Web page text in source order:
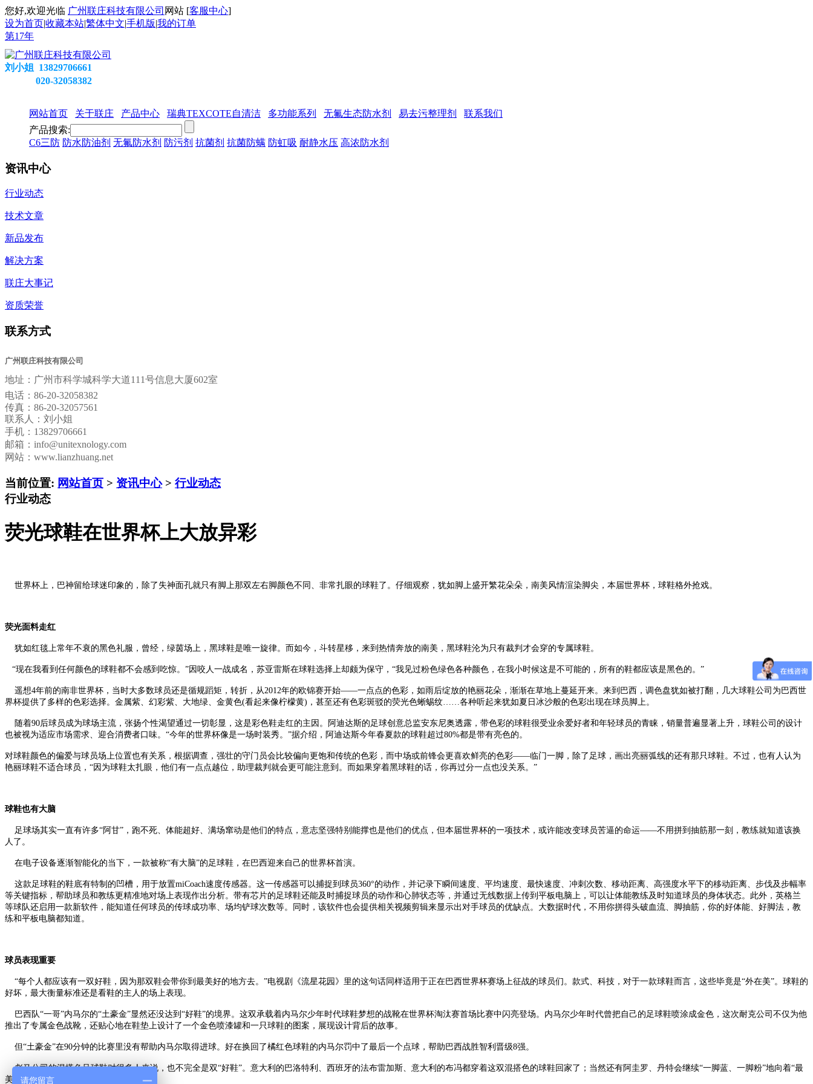
您好,欢迎光临 广州联庄科技有限公司 网站 [客服中心]
设为首页|收藏本站|繁体中文|手机版|我的订单
第17年
刘小姐 13829706661
020-32058382
网站首页 关于联庄 产品中心 瑞典TEXCOTE自清洁 多功能系列 无氟生态防水剂 易去污整理剂
联系我们
产品搜索:
C6三防 防水防油剂 无氟防水剂 防污剂 抗菌剂 抗菌防螨 防虹吸 耐静水压 高浓防水剂
资讯中心
行业动态
技术文章
新品发布
解决方案
联庄大事记
资质荣誉
联系方式
广州联庄科技有限公司
地址： 广州市科学城科学大道111号信息大厦602室
电话： 86-20-32058382
传真： 86-20-32057561
联系人：刘小姐
手机：13829706661
邮箱： info@unitexnology.com
网站：www.lianzhuang.net
当前位置: 网站首页 > 资讯中心> 行业动态
行业动态
荧光球鞋在世界杯上大放异彩
世界杯上，巴神留给球迷印象的，除了失神面孔就只有脚上那双左右脚颜色不同、非常扎眼的球鞋了。仔细观察，犹如脚上盛开繁花朵朵，南美风情渲染脚尖，本届世界杯，球鞋格外抢戏。
荧光面料走红
犹如红毯上常年不衰的黑色礼服，曾经，绿茵场上，黑球鞋是唯一旋律。而如今，斗转星移，来到热情奔放的南美，黑球鞋沦为只有裁判才会穿的专属球鞋。
“现在我看到任何颜色的球鞋都不会感到吃惊。”因咬人一战成名，苏亚雷斯在球鞋选择上却颇为保守，“我见过粉色绿色各种颜色，在我小时候这是不可能的，所有的鞋都应该是黑色的。”
遥想4年前的南非世界杯，当时大多数球员还是循规蹈矩，转折，从2012年的欧锦赛开始——一点点的色彩，如雨后绽放的艳丽花朵，渐渐在草地上蔓延开来。来到巴西，调色盘犹如被打翻，几大球鞋公司为巴西世
界杯提供了多样的色彩选择。金属紫、幻彩紫、大地绿、金黄色(看起来像柠檬黄)，甚至还有色彩斑驳的荧光色蜥蜴纹……各种听起来犹如夏日冰沙般的色彩出现在球员脚上。
随着90后球员成为球场主流，张扬个性渴望通过一切彰显，这是彩色鞋走红的主因。阿迪达斯的足球创意总监安东尼奥透露，带色彩的球鞋很受业余爱好者和年轻球员的青睐，销量普遍显著上升，球鞋公司的设计
也被视为适应市场需求、迎合消费者口味。“今年的世界杯像是一场时装秀。”据介绍，阿迪达斯今年春夏款的球鞋超过80%都是带有亮色的。
对球鞋颜色的偏爱与球员场上位置也有关系，根据调查，强壮的守门员会比较偏向更饱和传统的色彩，而中场或前锋会更喜欢鲜亮的色彩——临门一脚，除了足球，画出亮丽弧线的还有那只球鞋。不过，也有人认为
艳丽球鞋不适合球员，“因为球鞋太扎眼，他们有一点点越位，助理裁判就会更可能注意到。而如果穿着黑球鞋的话，你再过分一点也没关系。”
球鞋也有大脑
足球场其实一直有许多“阿甘”，跑不死、体能超好、满场窜动是他们的特点，意志坚强特别能撑也是他们的优点，但本届世界杯的一项技术，或许能改变球员苦逼的命运——不用拼到抽筋那一刻，教练就知道该换
人了。
在电子设备逐渐智能化的当下，一款被称“有大脑”的足球鞋，在巴西迎来自己的世界杯首演。
这款足球鞋的鞋底有特制的凹槽，用于放置miCoach速度传感器。这一传感器可以捕捉到球员360°的动作，并记录下瞬间速度、平均速度、最快速度、冲刺次数、移动距离、高强度水平下的移动距离、步伐及步幅率
等关键指标，帮助球员和教练更精准地对场上表现作出分析。带有芯片的足球鞋还能及时捕捉球员的动作和心肺状态等，并通过无线数据上传到平板电脑上，可以让体能教练及时知道球员的身体状态。此外，英格兰
等球队还启用一款新软件，能知道任何球员的传球成功率、场均铲球次数等。同时，该软件也会提供相关视频剪辑来显示出对手球员的优缺点。大数据时代，不用你拼得头破血流、脚抽筋，你的好体能、好脚法，教
练和平板电脑都知道。
球员表现重要
“每个人都应该有一双好鞋，因为那双鞋会带你到最美好的地方去。”电视剧《流星花园》里的这句话同样适用于正在巴西世界杯赛场上征战的球员们。款式、科技，对于一款球鞋而言，这些毕竟是“外在美”。球鞋的
好坏，最大衡量标准还是看鞋的主人的场上表现。
巴西队“一哥”内马尔的“土豪金”显然还没达到“好鞋”的境界。这双承载着内马尔少年时代球鞋梦想的战靴在世界杯淘汰赛首场比赛中闪亮登场。内马尔少年时代曾把自己的足球鞋喷涂成金色，这次耐克公司不仅为他
推出了专属金色战靴，还贴心地在鞋垫上设计了一个金色喷漆罐和一只球鞋的图案，展现设计背后的故事。
但“土豪金”在90分钟的比赛里没有帮助内马尔取得进球。好在换回了橘红色球鞋的内马尔罚中了最后一个点球，帮助巴西战胜智利晋级8强。
彪马公司的混搭色足球鞋对很多人来说，也不完全是双“好鞋”。意大利的巴洛特利、西班牙的法布雷加斯、意大利的布冯都穿着这双混搭色的球鞋回家了；当然还有阿圭罗、丹特会继续“一脚蓝、一脚粉”地向着“最
美好的地方”继续奔跑。
请您留言